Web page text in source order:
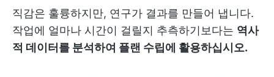
직감은 훌륭하지만, 연구가 결과를 만들어 냅니다.
작업에 얼마나 시간이 걸릴지 추측하기보다는 역사
적 데이터를 분석하여 플랜 수립에 활용하십시오.